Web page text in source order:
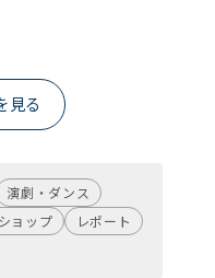
見る
演劇・ダンス
ョップ
レポート